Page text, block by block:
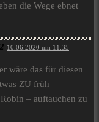
die Wege ebnet
10.06.2020 um 11:35
wäre das für diesen
ZU früh
– auftauchen zu